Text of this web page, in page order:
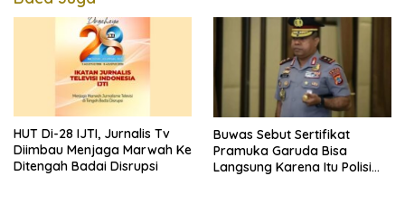
HUT Di-28 IJTI, Jurnalis Tv
Diimbau Menjaga Marwah Ke
Ditengah Badai Disrupsi
Buwas Sebut Sertifikat
Pramuka Garuda Bisa
Langsung Karena Itu Polisi